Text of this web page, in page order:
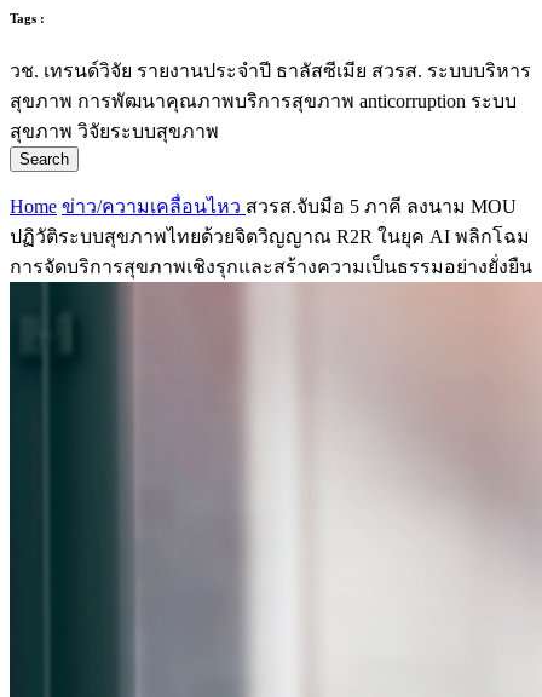
Tags :
วช. เทรนด์วิจัย รายงานประจำปี ธาลัสซีเมีย สวรส. ระบบบริหาร
สุขภาพ การพัฒนาคุณภาพบริการสุขภาพ anticorruption ระบบ
สุขภาพ วิจัยระบบสุขภาพ
Search
Home ข่าว/ความเคลื่อนไหว สวรส.จับมือ 5 ภาคี ลงนาม MOU
ปฏิวัติระบบสุขภาพไทยด้วยจิตวิญญาณ R2R ในยุค AI พลิกโฉม
การจัดบริการสุขภาพเชิงรุกและสร้างความเป็นธรรมอย่างยั่งยืน